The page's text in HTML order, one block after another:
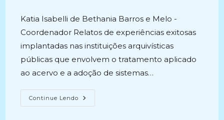
Katia Isabelli de Bethania Barros e Melo -
Coordenador Relatos de experiências exitosas
implantadas nas instituições arquivísticas
públicas que envolvem o tratamento aplicado
ao acervo e a adoção de sistemas…
Continue Lendo UM
OLHAR